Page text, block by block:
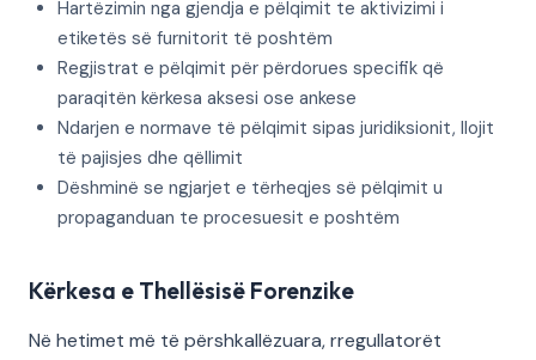
Hartëzimin nga gjendja e pëlqimit te aktivizimi i
etiketës së furnitorit të poshtëm
Regjistrat e pëlqimit për përdorues specifik që
paraqitën kërkesa aksesi ose ankese
Ndarjen e normave të pëlqimit sipas juridiksionit, llojit
të pajisjes dhe qëllimit
Dëshminë se ngjarjet e tërheqjes së pëlqimit u
propaganduan te procesuesit e poshtëm
Kërkesa e Thellësisë Forenzike
Në hetimet më të përshkallëzuara, rregullatorët